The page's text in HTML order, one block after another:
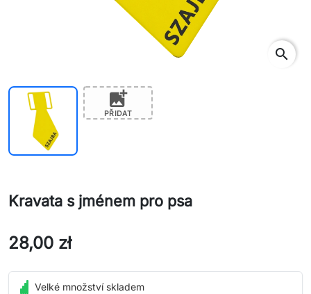
search
add_photo_alternate
PŘIDAT
Kravata s jménem pro psa
28,00 zł
Velké množství skladem